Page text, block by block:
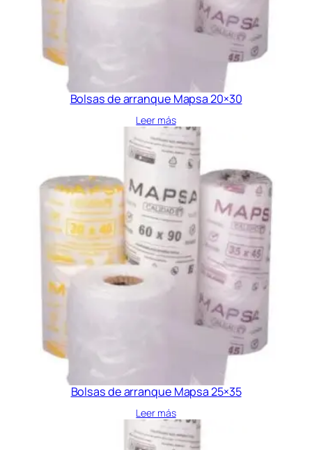
Bolsas de arranque Mapsa 20×30
Leer más
Bolsas de arranque Mapsa 25×35
Leer más